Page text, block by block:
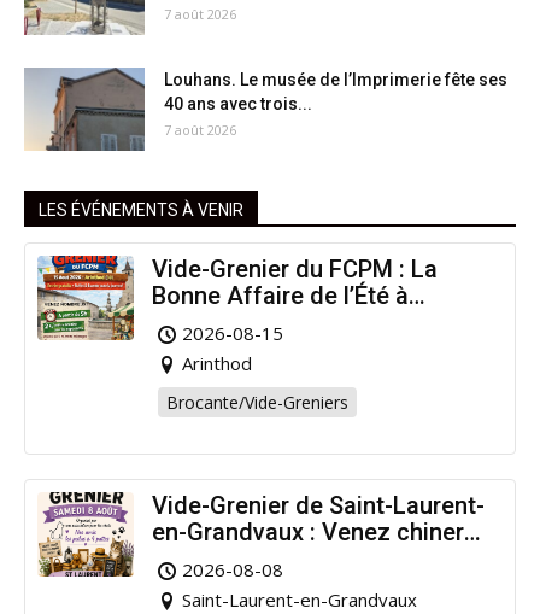
7 août 2026
Louhans. Le musée de l’Imprimerie fête ses
40 ans avec trois...
7 août 2026
LES ÉVÉNEMENTS À VENIR
Vide-Grenier du FCPM : La
Bonne Affaire de l’Été à
Arinthod !
2026-08-15
Arinthod
Brocante/Vide-Greniers
Vide-Grenier de Saint-Laurent-
en-Grandvaux : Venez chiner
pour la bonne cause !
2026-08-08
Saint-Laurent-en-Grandvaux